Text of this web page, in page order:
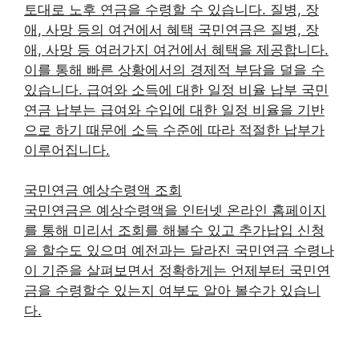
토대로 노후 연금을 수령할 수 있습니다. 질병, 장
애, 사망 등의 여건에서 혜택 국민연금은 질병, 장
애, 사망 등 여러가지 여건에서 혜택을 제공합니다.
이를 통해 빠른 상황에서의 경제적 부담을 덜을 수
있습니다. 급여와 소득에 대한 일정 비율 납부 국민
연금 납부는 급여와 수입에 대한 일정 비율을 기반
으로 하기 때문에 소득 수준에 따라 적절한 납부가
이루어집니다.
국민연금 예상수령액 조회
국민연금은 예상수령액을 인터넷 온라인 홈페이지
를 통해 미리서 조회를 해볼수 있고 추가납입 신청
을 할수도 있으며 예전과는 달라진 국민연금 수령나
이 기준을 살펴보면서 정확하게는 언제부터 국민연
금을 수령할수 있는지 여부도 알아 볼수가 있습니
다.